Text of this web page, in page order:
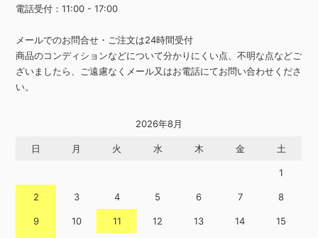
電話受付：11:00 - 17:00
メールでのお問合せ・ご注文は24時間受付
商品のコンディションなどについて分かりにくい点、不明な点などご
ざいましたら、ご遠慮なくメール又はお電話にてお問い合わせくださ
い。
2026年8月
日 月 火 水 木 金 土
1
2 3 4 5 6 7 8
9 10 11 12 13 14 15